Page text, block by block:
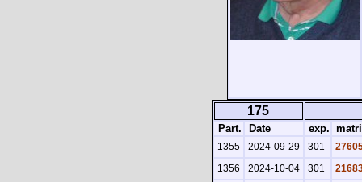
175
Part. Date exp.
1355 2024-09-29 301
1356
2024-10-04 301